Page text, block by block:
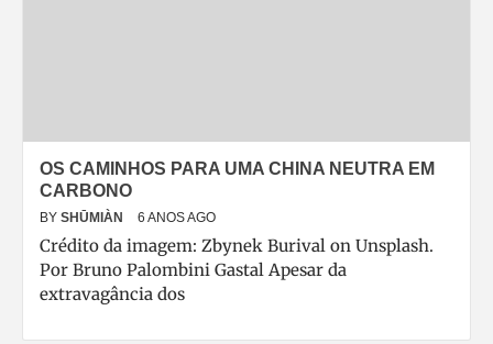
OS CAMINHOS PARA UMA CHINA NEUTRA EM
CARBONO
BY SHŪMIÀN 6 ANOS AGO
Crédito da imagem: Zbynek Burival on Unsplash.
Por Bruno Palombini Gastal Apesar da
extravagância dos